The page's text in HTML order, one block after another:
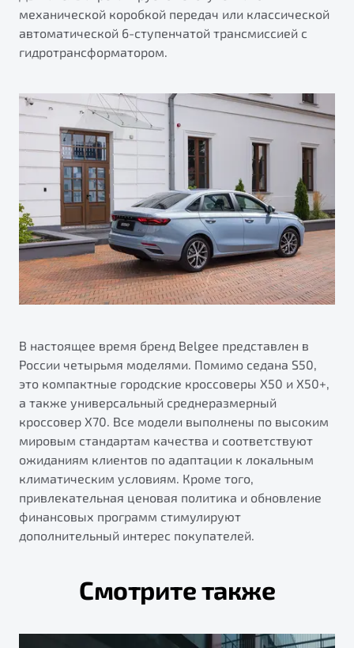
механической коробкой передач или классической
автоматической 6-ступенчатой трансмиссией с
гидротрансформатором.
В настоящее время бренд Belgee представлен в
России четырьмя моделями. Помимо седана S50,
это компактные городские кроссоверы X50 и X50+,
а также универсальный среднеразмерный
кроссовер X70. Все модели выполнены по высоким
мировым стандартам качества и соответствуют
ожиданиям клиентов по адаптации к локальным
климатическим условиям. Кроме того,
привлекательная ценовая политика и обновление
финансовых программ стимулируют
дополнительный интерес покупателей.
Смотрите также